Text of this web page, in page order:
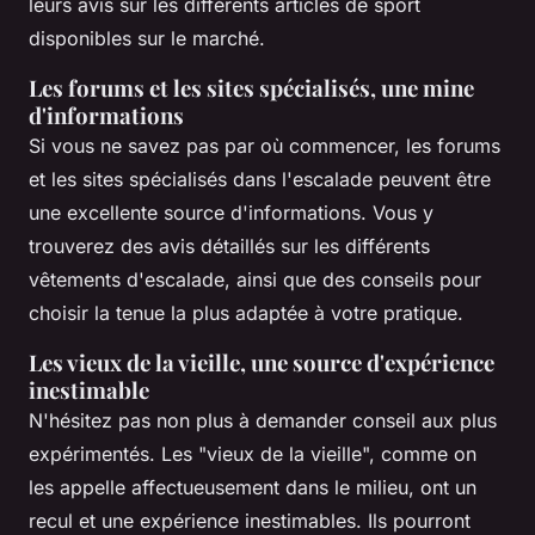
leurs avis sur les différents articles de sport
disponibles sur le marché.
Les forums et les sites spécialisés, une mine
d'informations
Si vous ne savez pas par où commencer, les forums
et les sites spécialisés dans l'escalade peuvent être
une excellente source d'informations. Vous y
trouverez des avis détaillés sur les différents
vêtements d'escalade, ainsi que des conseils pour
choisir la tenue la plus adaptée à votre pratique.
Les vieux de la vieille, une source d'expérience
inestimable
N'hésitez pas non plus à demander conseil aux plus
expérimentés. Les "vieux de la vieille", comme on
les appelle affectueusement dans le milieu, ont un
recul et une expérience inestimables. Ils pourront